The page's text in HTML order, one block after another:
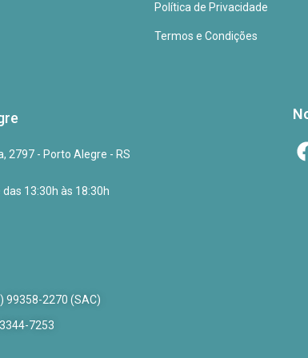
Política de Privacidade
Termos e Condições
2797 - Porto Alegre - RS
13:30h às 18:30h
99358-2270 (SAC)
7253